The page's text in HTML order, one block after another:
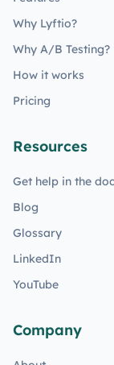
Why Lyftio?
Why A/B Testing?
How it works
Pricing
Resources
Get help in the
Blog
Glossary
LinkedIn
YouTube
Company